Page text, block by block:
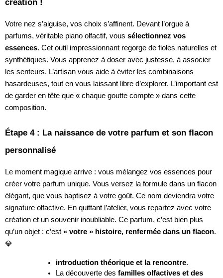
création !
Votre nez s’aiguise, vos choix s’affinent. Devant l’orgue à
parfums, véritable piano olfactif, vous sélectionnez vos
essences. Cet outil impressionnant regorge de fioles naturelles et
synthétiques. Vous apprenez à doser avec justesse, à associer
les senteurs. L’artisan vous aide à éviter les combinaisons
hasardeuses, tout en vous laissant libre d’explorer. L’important est
de garder en tête que « chaque goutte compte » dans cette
composition.
Étape 4 : La naissance de votre parfum et son flacon
personnalisé
Le moment magique arrive : vous mélangez vos essences pour
créer votre parfum unique. Vous versez la formule dans un flacon
élégant, que vous baptisez à votre goût. Ce nom deviendra votre
signature olfactive. En quittant l’atelier, vous repartez avec votre
création et un souvenir inoubliable. Ce parfum, c’est bien plus
qu’un objet : c’est « votre » histoire, renfermée dans un flacon.
💎
introduction théorique et la rencontre.
La découverte des familles olfactives et des